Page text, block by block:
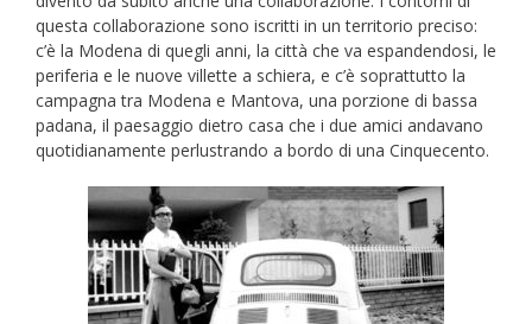
questa collaborazione sono iscritti in un territorio preciso:
c’è la Modena di quegli anni, la città che va espandendosi, le
periferia e le nuove villette a schiera, e c’è soprattutto la
campagna tra Modena e Mantova, una porzione di bassa
padana, il paesaggio dietro casa che i due amici andavano
quotidianamente perlustrando a bordo di una Cinquecento.